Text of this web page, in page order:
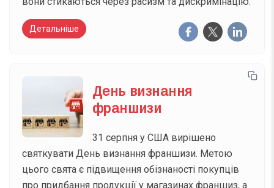
Детальніше
День визнання
франшизи
31 серпня у США вирішено
святкувати День визнання франшизи. Метою
цього свята є підвищення обізнаності покупців
про придбання продукції у магазинах франшиз, а